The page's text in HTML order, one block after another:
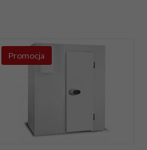
Promocja